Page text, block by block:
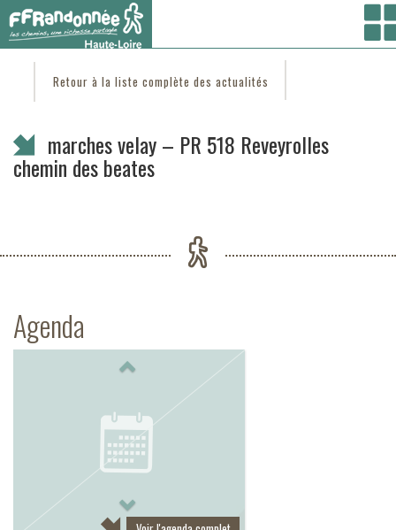
Vous êtes ici :Accueil/C'est d'actu
/ marches velay – PR 518 Reveyrolles chemin des
beates
Retour à la liste complète des actualités
marches velay – PR 518 Reveyrolles
chemin des beates
Agenda